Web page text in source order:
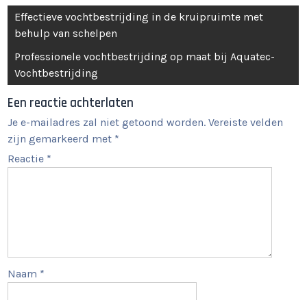
Berichtnavigatie
Effectieve vochtbestrijding in de kruipruimte met
behulp van schelpen
Professionele vochtbestrijding op maat bij Aquatec-
Vochtbestrijding
Een reactie achterlaten
Je e-mailadres zal niet getoond worden. Vereiste velden
zijn gemarkeerd met *
Reactie *
Naam *